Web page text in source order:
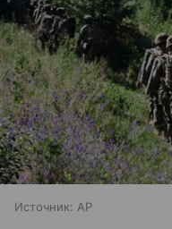
Источник: AP